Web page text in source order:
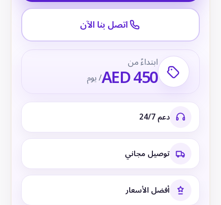
اتصل بنا الآن
ابتداءً من
AED 450/ يوم
دعم 24/7
توصيل مجاني
أفضل الأسعار